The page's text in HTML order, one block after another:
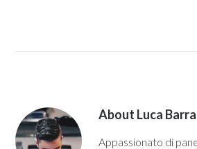
About Luca Barra
Appassionato di